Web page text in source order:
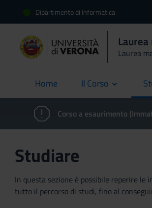
Dipartimento di Informatica
Laurea
Home
current Il Corso
Corso a esaurimento
Studiare
In questa sezione è possibile reperire
tutto il percorso di studi, fino al